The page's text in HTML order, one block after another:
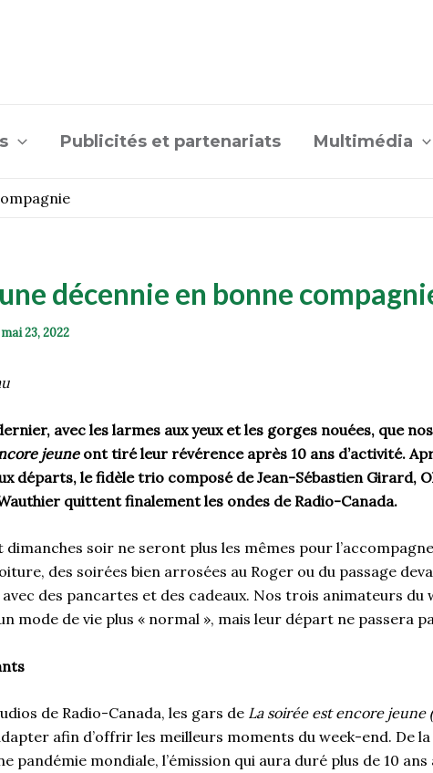
Publicités et partenariats Multimédia
décennie en bonne
mai 23, 2022
avec les larmes aux yeux et les gorges nouées, que
jeuneont tiré leur révérence après 10 ans d’activité.
départs, le fidèle trio composé de Jean-Sébastien Girard,
quittent finalement les ondes de Radio-Canada.
dimanches soir ne seront plus les mêmes pour
des soirées bien arrosées au Roger ou du passage
avec des pancartes et des cadeaux. Nos trois animateurs du
mode de vie plus « normal », mais leur départ ne passera
de Radio-Canada, les gars de La soirée est encore jeune
afin d’offrir les meilleurs moments du week-end. De la
pandémie mondiale, l’émission qui aura duré plus de 10